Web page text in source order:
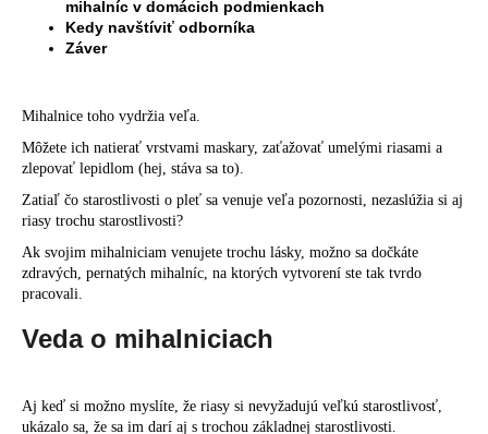
mihalníc v domácich podmienkach
Kedy navštíviť odborníka
Záver
Mihalnice toho vydržia veľa.
Môžete ich natierať vrstvami maskary, zaťažovať umelými riasami a
zlepovať lepidlom (hej, stáva sa to).
Zatiaľ čo starostlivosti o pleť sa venuje veľa pozornosti, nezaslúžia si aj
riasy trochu starostlivosti?
Ak svojim mihalniciam venujete trochu lásky, možno sa dočkáte
zdravých, pernatých mihalníc, na ktorých vytvorení ste tak tvrdo
pracovali.
Veda o mihalniciach
Aj keď si možno myslíte, že riasy si nevyžadujú veľkú starostlivosť,
ukázalo sa, že sa im darí aj s trochou základnej starostlivosti.
á
j
s
ť
?
HĽADAŤ